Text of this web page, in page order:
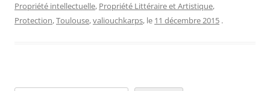
Propriété intellectuelle, Propriété Littéraire et Artistique,
Protection,Toulouse,valiouchkarps, le 11 décembre 2015 .